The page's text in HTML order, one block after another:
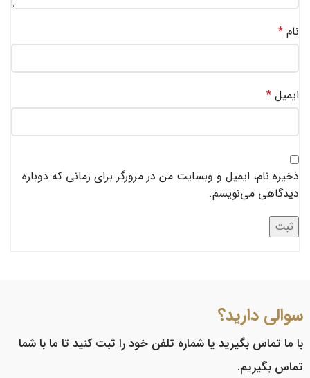
نام *
ایمیل *
ذخیره نام، ایمیل و وبسایت من در مرورگر برای زمانی که دوباره
دیدگاهی می‌نویسم.
سوالی دارید؟
با ما تماس بگیرید یا شماره تلفن خود را ثبت کنید تا ما با شما
تماس بگیریم.